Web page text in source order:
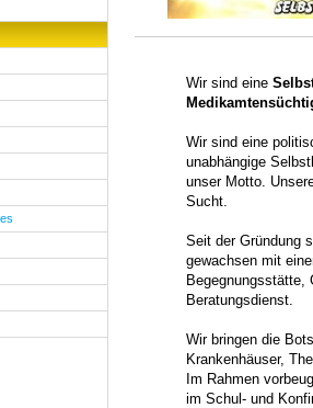
Wir sind eine
Wir sind eine
unabhängige
unser Motto.
Sucht.
Seit der Gründung
gewachsen mit
Begegnungsstätte,
Beratungsdienst.
Wir bringen die
Krankenhäuser,
Im Rahmen
im Schul- und